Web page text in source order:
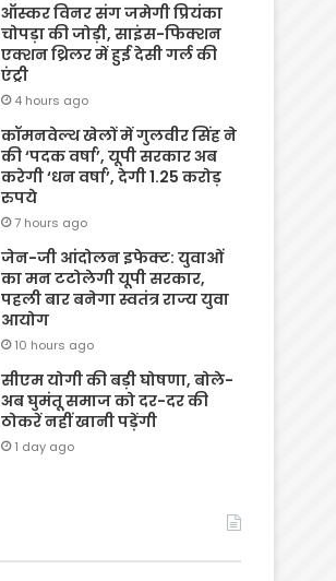
ऑस्कर विनर संग जमेगी प्रियंका
चोपड़ा की जोड़ी, साइंस-फिक्शन
एक्शन थ्रिलर में हुई देसी गर्ल की
एंट्री
4 hours ago
कॉमनवेल्थ खेलों में गुलवीर सिंह ने
की ‘पदक वर्षा’, यूपी सरकार अब
करेगी ‘धन वर्षा’, देगी 1.25 करोड़
रुपये
7 hours ago
जेन-जी आंदोलन इफेक्ट: युवाओं
का मन टटोलेगी यूपी सरकार,
पहली बार बनेगा स्वतंत्र राज्य युवा
आयोग
10 hours ago
सीएम योगी की बड़ी घोषणा, बोले-
अब घुमंतू समाज को दर-दर की
ठोकरें नहीं खानी पड़ेंगी
1 day ago